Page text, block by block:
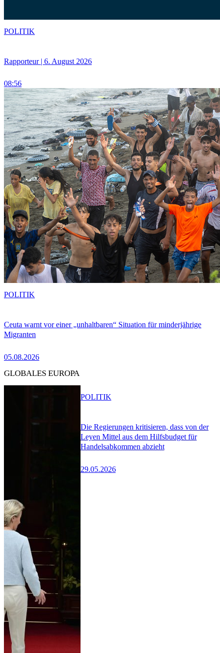
Rapporteur | 6. August 2026
08:56
POLITIK
Ceuta warnt vor einer „unhaltbaren“ Situation für minderjährige
Migranten
05.08.2026
POLITIK
GLOBALES EUROPA
Die Regierungen kritisieren, dass von der
Leyen Mittel aus dem Hilfsbudget für
Handelsabkommen abzieht
29.05.2026
POLITIK